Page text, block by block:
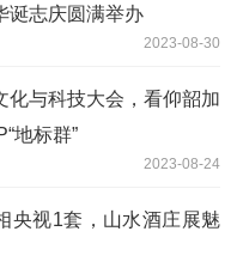
诞志庆圆满举办
2023-08-30
化与科技大会，看仰韶加
地标群”
2023-08-24
央视1套，山水酒庄展魅